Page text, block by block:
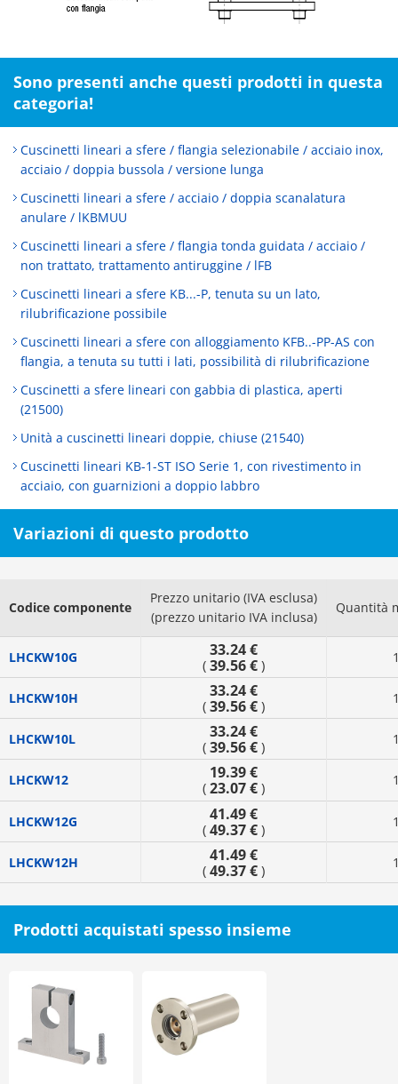
Sono presenti anche questi prodotti in questa
categoria!
Cuscinetti lineari a sfere / flangia selezionabile / acciaio inox,
acciaio / doppia bussola / versione lunga
Cuscinetti lineari a sfere / acciaio / doppia scanalatura
anulare / lKBMUU
Cuscinetti lineari a sfere / flangia tonda guidata / acciaio /
non trattato, trattamento antiruggine / lFB
Cuscinetti lineari a sfere KB...-P, tenuta su un lato,
rilubrificazione possibile
Cuscinetti lineari a sfere con alloggiamento KFB..-PP-AS con
flangia, a tenuta su tutti i lati, possibilità di rilubrificazione
Cuscinetti a sfere lineari con gabbia di plastica, aperti
(21500)
Unità a cuscinetti lineari doppie, chiuse (21540)
Cuscinetti lineari KB-1-ST ISO Serie 1, con rivestimento in
acciaio, con guarnizioni a doppio labbro
Variazioni di questo prodotto
Codice componente
Prezzo unitario (IVA esclusa)
(prezzo unitario IVA inclusa)
Quantità
LHCKW10G 33.24 €
( 39.56 € )
LHCKW10H 33.24 €
( 39.56 € )
LHCKW10L 33.24 €
( 39.56 € )
LHCKW12 19.39 €
( 23.07 € )
LHCKW12G 41.49 €
( 49.37 € )
LHCKW12H 41.49 €
( 49.37 € )
Prodotti acquistati spesso insieme